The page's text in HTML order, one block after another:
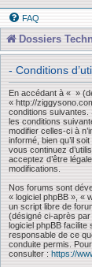
FAQ
Dossiers
- Conditions
En accédant à « »
« http://
conditions suivantes.
les conditions
modifier celles-ci à
informé, bien qu’il
vous continuez
acceptez d’être
modifications.
Nos forums sont
« logiciel phpBB », «
un script libre de
(désigné ci-après
logiciel phpBB facilite
responsable de ce
conduite permis.
consulter : https://